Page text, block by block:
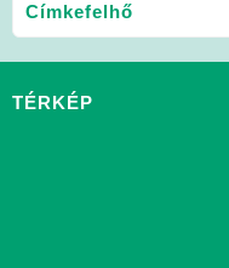
Címkefelhő
TÉRKÉP